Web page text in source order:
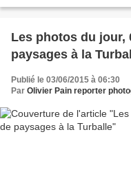
Les photos du jour,
paysages à la
Publié le 03/06/2015 à 06:30
Par Olivier Pain reporter